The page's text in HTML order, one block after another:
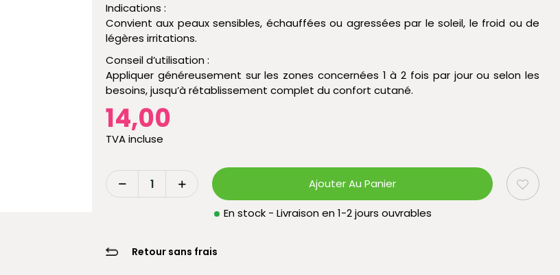
Indications :
Convient aux peaux sensibles, échauffées ou agressées par le soleil, le froid ou de
légères irritations.
Conseil d’utilisation :
Appliquer généreusement sur les zones concernées 1 à 2 fois par jour ou selon les
besoins, jusqu’à rétablissement complet du confort cutané.
14,00
TVA incluse
Ajouter Au Panier
En stock - Livraison en 1-2 jours ouvrables
Retour sans frais